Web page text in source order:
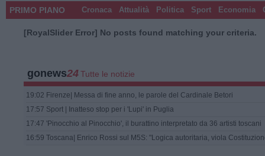
PRIMO PIANO Cronaca Attualità Politica Sport Economia
[RoyalSlider Error] No posts found matching your criteria.
gonews24Tutte le notizie
17:57 Sport|Inatteso stop per i 'Lupi' in Puglia
17:47 'Pinocchio al Pinocchio', il burattino interpretato da 36 artisti toscani
16:59 Toscana|Enrico Rossi sul M5S: "Logica autoritaria, viola
16:40 Pisa|Gli auguri ai pisani di Giusy De Fuoco (Fare con Tosi-Noi con